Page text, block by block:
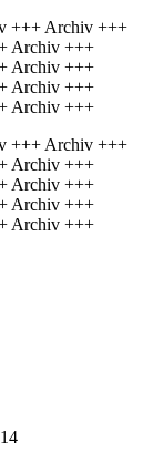
+++ Archiv +++
Archiv +++
Archiv +++
Archiv +++
Archiv +++
+++ Archiv +++
Archiv +++
Archiv +++
Archiv +++
Archiv +++